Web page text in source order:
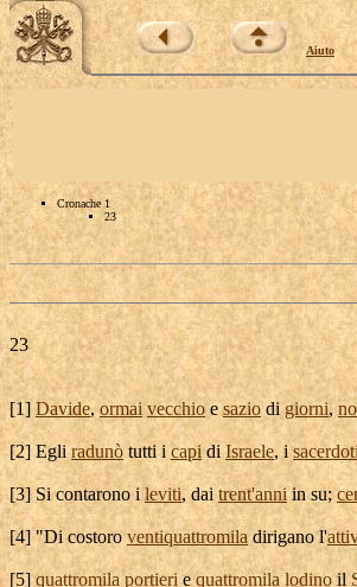
Aiuto
Cronache 1
23
23
[1] Davide, ormai vecchio esaziodi giorni,
[2] Egliradunòtutti icapi di Israele, i
[3] Sicontarono ileviti, daitrent'anniin su;
[4] "Di costoro ventiquattromila diriganol'
[5]quattromila portieri equattromila lodinoil